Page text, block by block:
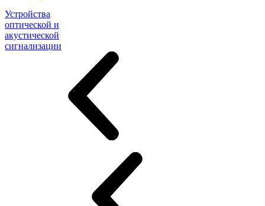
Устройства
оптической и
акустической
сигнализации